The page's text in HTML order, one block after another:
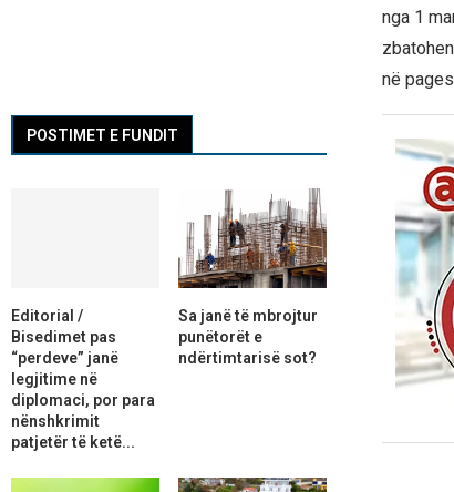
nga 1
në
POSTIMET E FUNDIT
Editorial /
Bisedimet pas
“perdeve” janë
legjitime në
diplomaci, por para
nënshkrimit
patjetër të ketë...
Sa janë të mbrojtur
punëtorët e
ndërtimtarisë sot?